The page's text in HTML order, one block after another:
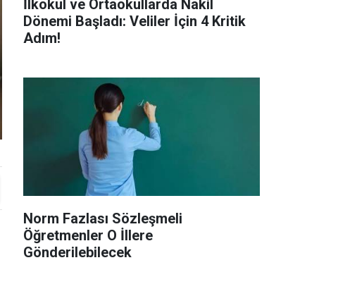
İlkokul ve Ortaokullarda Nakil
Dönemi Başladı: Veliler İçin 4 Kritik
Adım!
Norm Fazlası Sözleşmeli
Öğretmenler O İllere
Gönderilebilecek